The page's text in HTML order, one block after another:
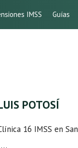
IMSS Guías
POTOSÍ
16 IMSS en
…